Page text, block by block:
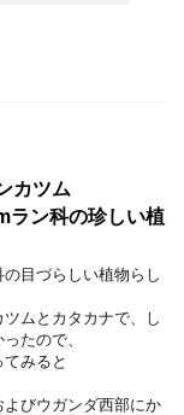
カツム
ン科の珍しい植
目づらしい植物らし
ムとカタカナで、し
たので、
みると
よびウガンダ西部にか